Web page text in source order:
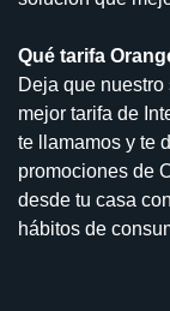
Qué tarifa
Deja que
mejor tarifa de
te llamamos y te
promociones de
desde tu casa
hábitos de